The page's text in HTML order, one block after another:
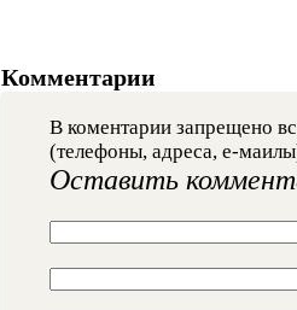
Комментарии
В коментарии запрещено
(телефоны, адреса, е-
Оставить